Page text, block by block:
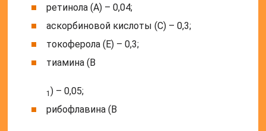
ретинола (A) – 0,04;
аскорбиновой кислоты (C) – 0,3;
токоферола (E) – 0,3;
тиамина (B
1) – 0,05;
рибофлавина (B